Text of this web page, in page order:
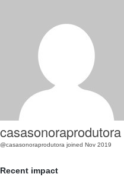
casasonoraprodutora
@casasonoraprodutora joined Nov 2019
Recent impact